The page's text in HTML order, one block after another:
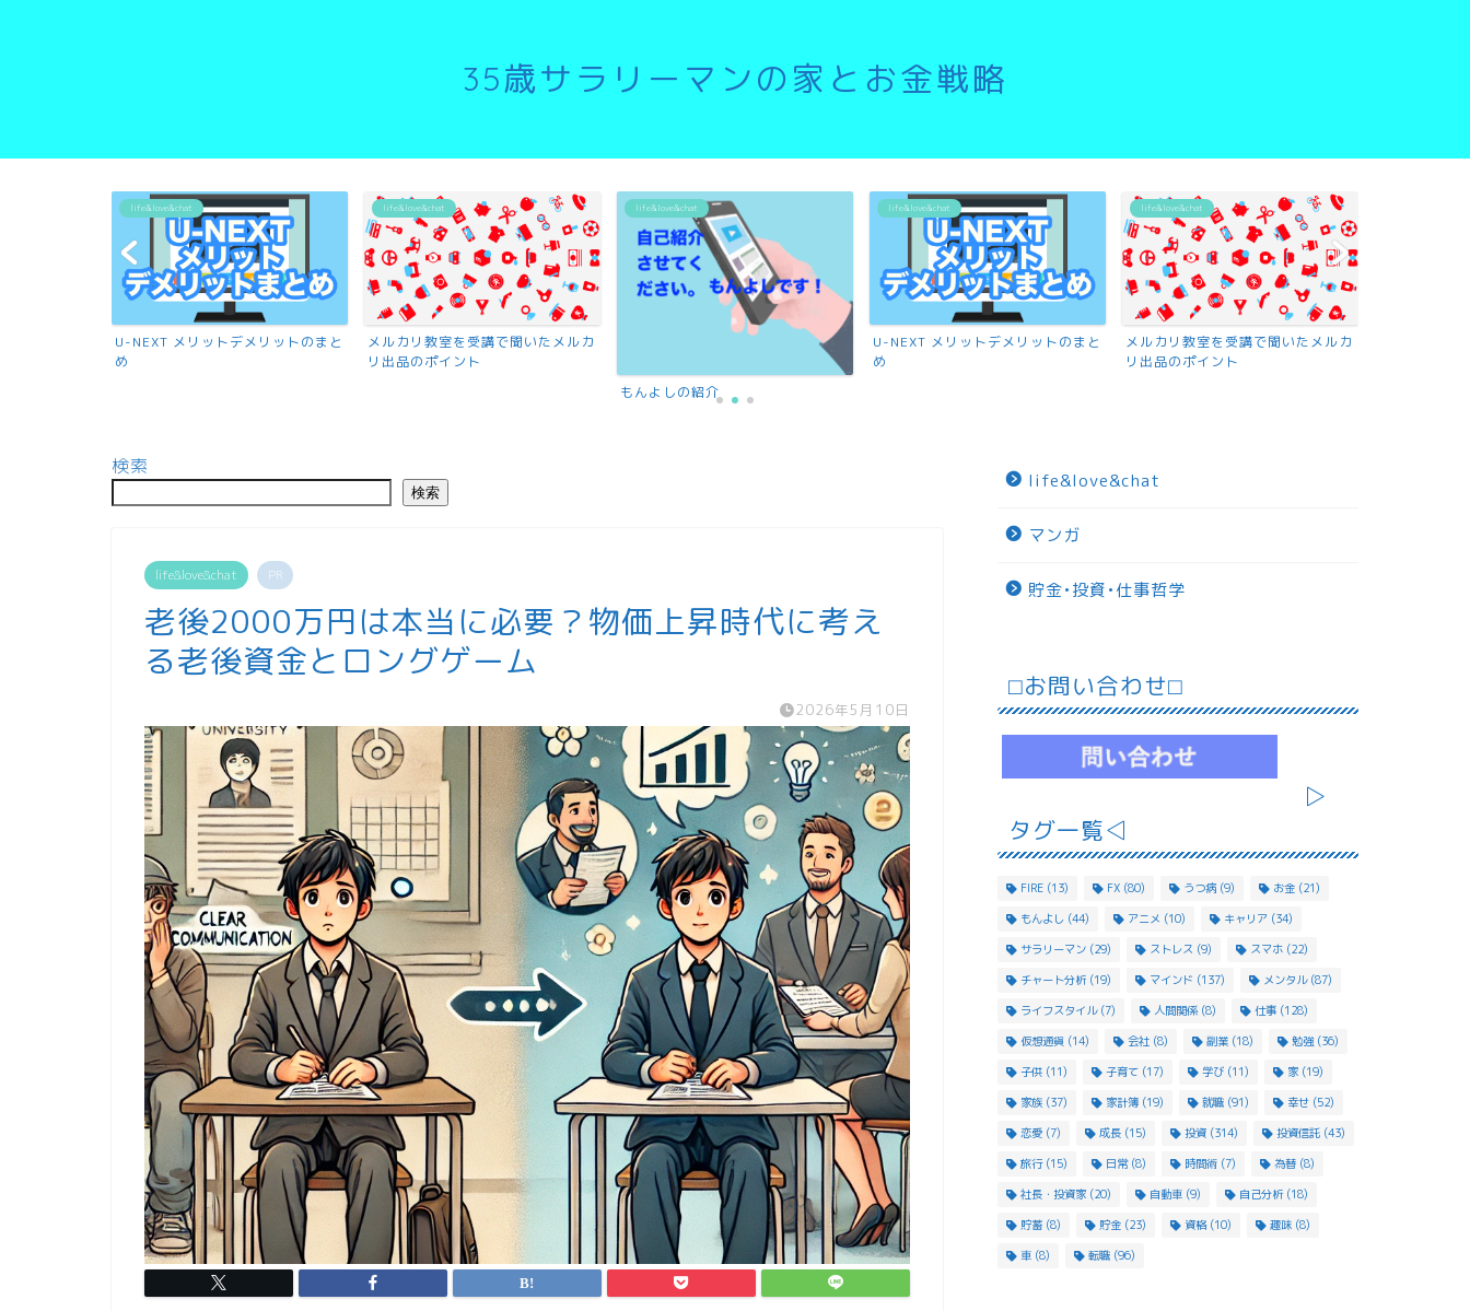
35歳サラリーマンの家とお金戦略
life&love&chat
U-NEXT メリットデメリットのまと
め
life&love&chat
メルカリ教室を受講で聞いたメルカ
リ出品のポイント
life&love&chat
もんよしの紹介
life&love&chat
U-NEXT メリットデメリットのまと
め
life&love&chat
メルカリ教室を受講で聞いたメルカ
リ出品のポイント
検索
検索
life&love&chat PR
老後2000万円は本当に必要？物価上昇時代に考え
る老後資金とロングゲーム
2026年5月10日
life&love&chat
マンガ
貯金•投資•仕事哲学
⬜︎お問い合わせ⬜︎
▷
タグ一覧◁
FIRE(13) FX(80) うつ病(9) お金(21)
もんよし (44) アニメ (10) キャリア (34)
サラリーマン(29) ストレス (9) スマホ(22)
チャート分析(19) マインド (137) メンタル(87)
ライフスタイル(7) 人間関係(8) 仕事(128)
仮想通貨 (14) 会社(8) 副業(18) 勉強(36)
子供(11) 子育て(17) 学び(11) 家(19)
家族(37) 家計簿(19) 就職(91) 幸せ(52)
恋愛(7) 成長(15) 投資(314) 投資信託(43)
旅行(15) 日常(8) 時間術(7) 為替(8)
社長・投資家(20) 自動車(9) 自己分析(18)
貯蓄(8) 貯金(23) 資格(10) 趣味(8)
車(8) 転職(96)